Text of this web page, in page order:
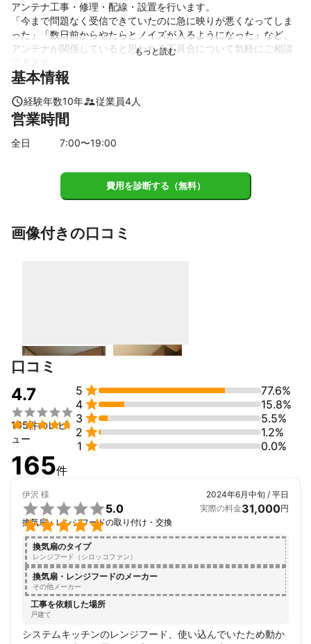
アンテナ工事・修理・配線・設置を行います。
「今まで問題なく受信できていたのに急に映りが悪くなってしま
った」「数日前からやたらとノイズが入るようになった」など、
アンテナが関係していると思われる不具合について気軽にご相談
これまでの実績
テナの設置も対応いたします。
アピールポイント
お客様よりご連絡を受けましたら、できるだけ早く現場までお伺
いしてアンテナやテレビの状況を確認してから、必要な作業につ
基本情報
経験年数10年 従業員4人
営業時間
全日 7:00〜19:00
費用を診断する（無料）
画像付きの口コミ
口コミ
4.7


165件のレビ
ュー
5 
77.6%
4 
15.8%
3 
5.5%
2 
1.2%
1  0.0%
165件
伊沢 様


5.0
換気扇・レンジフードの取り付け・交換
2024年6月中旬 / 平日
実際の料金31,000円
換気扇のタイプ
レンジフード（シロッコファン）
換気扇・レンジフードのメーカー
その他メーカー
工事を依頼した場所
戸建て
システムキッチンのレンジフード、使い込んでいたため動か